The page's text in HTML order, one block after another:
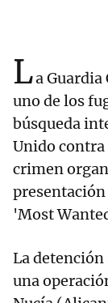
La
uno de los
búsqueda
Unido
crimen
'Most
La detención
una